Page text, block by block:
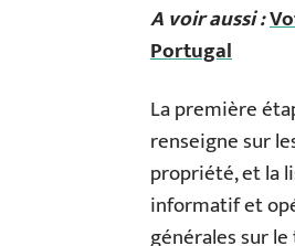
A voir aussi :
Portugal
La première
renseigne sur
propriété, et la
informatif et
générales sur